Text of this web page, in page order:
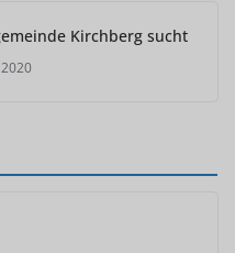
Kirchberg sucht